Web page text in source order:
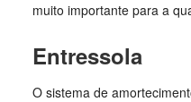
muito importante para a
Entressola
O sistema de